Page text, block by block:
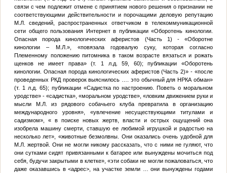
связи с чем подлежит отмене с принятием нового решения о признании не
соответствующими действительности и порочащими деловую репутацию
М.Л.
сведений, распространенных ответчиком в телекоммуникационной
сети общего пользования Интернет в публикации «Оборотень кинологии.
Опасная порода кинологических аферистов (Часть 1) - «Оборотне
кинологии –
М.Л. », «повязала годовалую суку, которая согласно
Племенному положению питомника в таком возрасте вязаться и рожать
щенков не имеет права» (т. 1 л.д. 59, 60); публикации «Оборотень
кинологии. Опасная порода кинологических аферистов (Часть 2)» - «после
проведенных РКД проверок выяснилось …. это обычный для НРКА обман»
(т. 1 л.д. 65); публикации «Садистка по настроению. Поветь о моральном
уродстве» - «садистка», «моральном уродстве», «ловким движением руки и
мысли
М.Л.
из рядового собачьего клуба превратила в организацию
международного уровня», «увлечение несуществующими титулами и
садизмом», « в поиске новых жертв, власти и острых ощущений она
изобрела машину смерти, ставшую ее любимой игрушкой и радостью на
несколько лет», «животные безмолвны. Они оказались очень удобной для
М.Л.
жертвой. Они не могли никому рассказать, что с ними не гуляют, что
они сутками сидят привязанными к батарее или вынуждены мочиться под
себя, будучи закрытыми в клетке», «эти собаки не могли пожаловаться, что
даже оказавшись в<адрес> , на участке земли … они вынуждены годами